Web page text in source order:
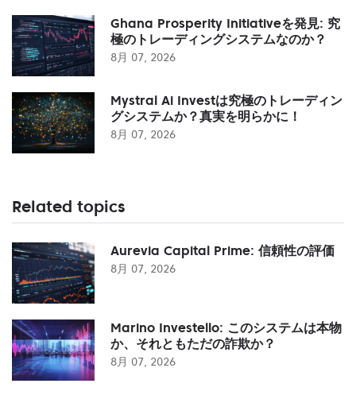
Ghana Prosperity Initiativeを発見: 究
極のトレーディングシステムなのか？
8月 07, 2026
Mystral Ai Investは究極のトレーディン
グシステムか？真実を明らかに！
8月 07, 2026
Related topics
Aurevia Capital Prime: 信頼性の評価
8月 07, 2026
Marino Investello: このシステムは本物
か、それともただの詐欺か？
8月 07, 2026